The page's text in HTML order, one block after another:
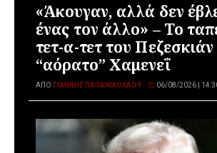
«Άκουγαν, αλλά δεν
ένας τον άλλο» – Το
τετ-α-τετ του
“αόρατο” Χαμενεΐ
ΑΠΌ ΓΙΆΝΝΗΣ ΠΑΠΑΝΙΚΟΛΆΟΥ 06/08/2026 |